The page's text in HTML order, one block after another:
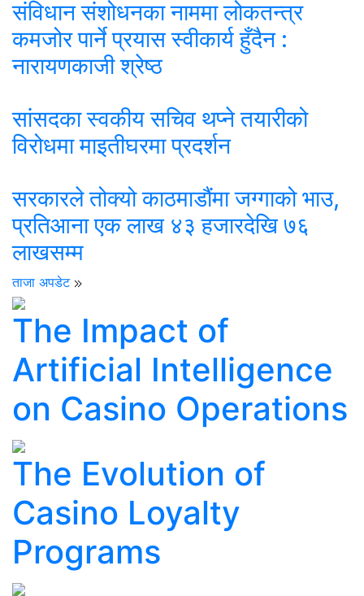
संविधान संशोधनका नाममा लोकतन्त्र
कमजोर पार्ने प्रयास स्वीकार्य हुँदैन :
नारायणकाजी श्रेष्ठ
सांसदका स्वकीय सचिव थप्ने तयारीको
विरोधमा माइतीघरमा प्रदर्शन
सरकारले तोक्यो काठमाडौंमा जग्गाको भाउ,
प्रतिआना एक लाख ४३ हजारदेखि ७६
लाखसम्म
ताजा अपडेट
The Impact of
Artificial Intelligence
on Casino Operations
The Evolution of
Casino Loyalty
Programs